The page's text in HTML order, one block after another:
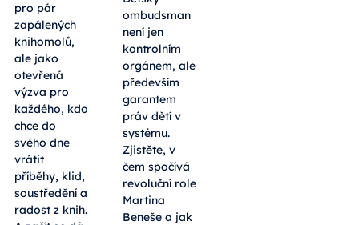
povinnost ani
jako soutěž
pro pár
zapálených
knihomolů,
ale jako
otevřená
výzva pro
každého, kdo
chce do
svého dne
vrátit
příběhy, klid,
ombudsman
není jen
kontrolním
orgánem, ale
především
garantem
práv dětí v
systému.
Zjistěte, v
čem spočívá
revoluční role
Martina
Beneše a jak